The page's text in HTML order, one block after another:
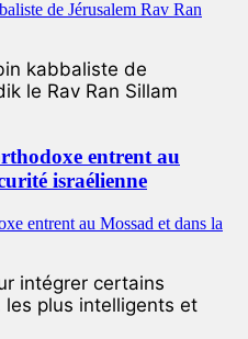
kabbaliste de
le Rav Ran Sillam
entrent au
israélienne
intégrer certains
plus intelligents et